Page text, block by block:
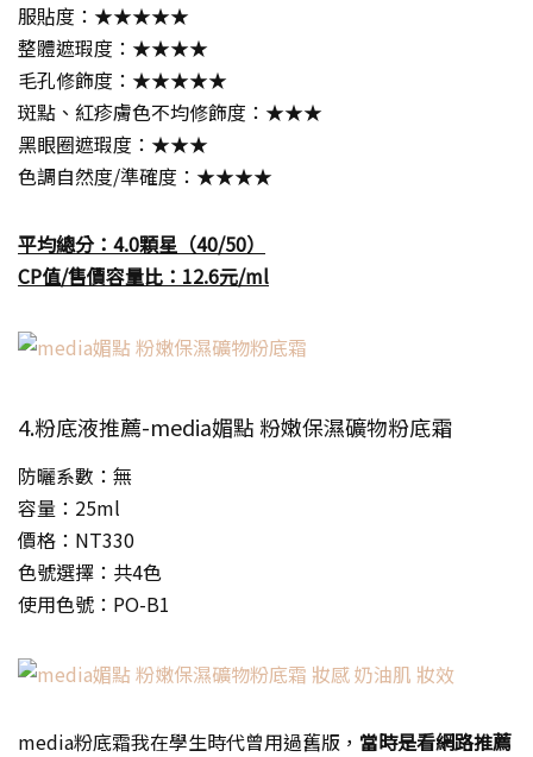
服貼度：★★★★★
整體遮瑕度：★★★★
毛孔修飾度：★★★★★
斑點、紅疹膚色不均修飾度：★★★
黑眼圈遮瑕度：★★★
色調自然度/準確度：★★★★
平均總分：4.0顆星（40/50）
CP值/售價容量比：12.6元/ml
4.粉底液推薦-media媚點 粉嫩保濕礦物粉底霜
防曬系數：無
容量：25ml
價格：NT330
色號選擇：共4色
使用色號：PO-B1
media粉底霜我在學生時代曾用過舊版， 當時是看網路推薦